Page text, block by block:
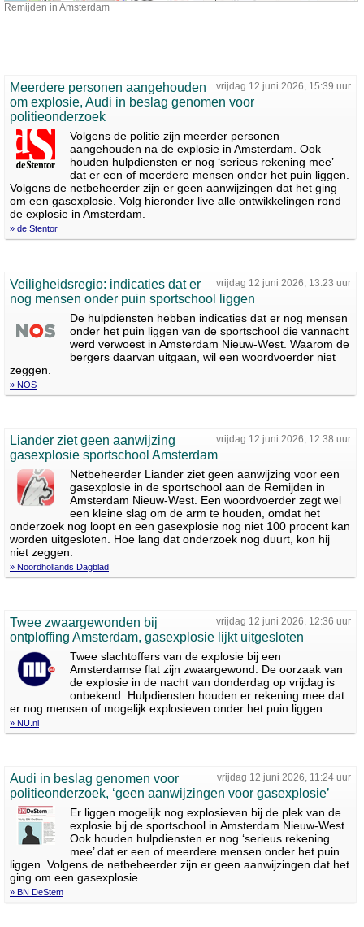
Remijden in Amsterdam
vrijdag 12 juni 2026, 15:39 uur
Meerdere personen aangehouden
om explosie, Audi in beslag genomen voor
politieonderzoek
Volgens de politie zijn meerder personen
aangehouden na de explosie in Amsterdam. Ook
houden hulpdiensten er nog ‘serieus rekening mee’
dat er een of meerdere mensen onder het puin liggen.
Volgens de netbeheerder zijn er geen aanwijzingen dat het ging
om een gasexplosie. Volg hieronder live alle ontwikkelingen rond
de explosie in Amsterdam.
» de Stentor
vrijdag 12 juni 2026, 13:23 uur
Veiligheidsregio: indicaties dat er
nog mensen onder puin sportschool liggen
De hulpdiensten hebben indicaties dat er nog mensen
onder het puin liggen van de sportschool die vannacht
werd verwoest in Amsterdam Nieuw-West. Waarom de
bergers daarvan uitgaan, wil een woordvoerder niet
zeggen.
» NOS
vrijdag 12 juni 2026, 12:38 uur
Liander ziet geen aanwijzing
gasexplosie sportschool Amsterdam
Netbeheerder Liander ziet geen aanwijzing voor een
gasexplosie in de sportschool aan de Remijden in
Amsterdam Nieuw-West. Een woordvoerder zegt wel
een kleine slag om de arm te houden, omdat het
onderzoek nog loopt en een gasexplosie nog niet 100 procent kan
worden uitgesloten. Hoe lang dat onderzoek nog duurt, kon hij
niet zeggen.
» Noordhollands Dagblad
vrijdag 12 juni 2026, 12:36 uur
Twee zwaargewonden bij
ontploffing Amsterdam, gasexplosie lijkt uitgesloten
Twee slachtoffers van de explosie bij een
Amsterdamse flat zijn zwaargewond. De oorzaak van
de explosie in de nacht van donderdag op vrijdag is
onbekend. Hulpdiensten houden er rekening mee dat
er nog mensen of mogelijk explosieven onder het puin liggen.
» NU.nl
vrijdag 12 juni 2026, 11:24 uur
Audi in beslag genomen voor
politieonderzoek, ‘geen aanwijzingen voor gasexplosie’
Er liggen mogelijk nog explosieven bij de plek van de
explosie bij de sportschool in Amsterdam Nieuw-West.
Ook houden hulpdiensten er nog ‘serieus rekening
mee’ dat er een of meerdere mensen onder het puin
liggen. Volgens de netbeheerder zijn er geen aanwijzingen dat het
ging om een gasexplosie.
» BN DeStem